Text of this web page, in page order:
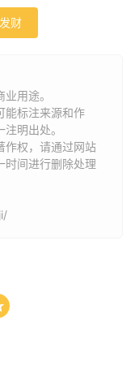
财
用途。
能标注来源和作
明出处。
作权，请通过网站
时间进行删除处理